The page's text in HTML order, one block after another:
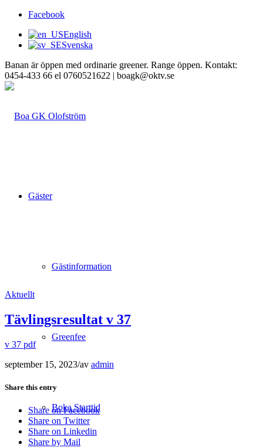
Facebook
English
Svenska
Banan är öppen med ordinarie greener. Range öppen. Kontakt:
0454-433 66 el 0760521622 | boagk@oktv.se
Gäster
Gästinformation
Greenfee
Boka Starttid
Aktuellt
Tävlingsresultat v 37
v 37 pdf
september 15, 2023/av admin
Share this entry
Share on Facebook
Share on Twitter
Share on Linkedin
Share by Mail